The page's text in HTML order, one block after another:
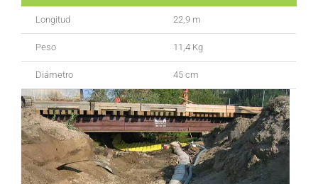
Longitud 22,9 m
Peso 11,4 Kg
Diámetro 45 cm